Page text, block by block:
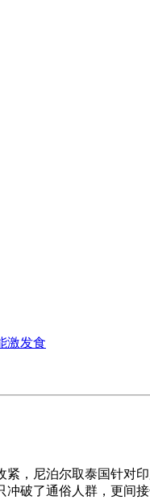
激发食
尼泊尔取泰国针对印
破了通俗人群，更间